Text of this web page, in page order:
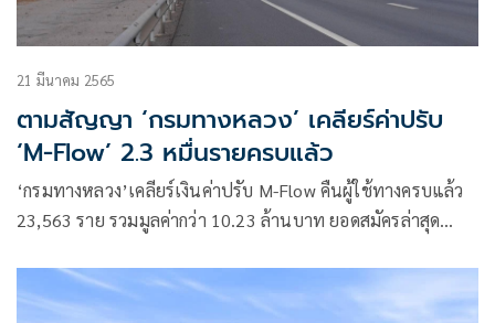
21 มีนาคม 2565
ตามสัญญา ‘กรมทางหลวง’ เคลียร์ค่าปรับ
‘M-Flow’ 2.3 หมื่นรายครบแล้ว
‘กรมทางหลวง’เคลียร์เงินค่าปรับ M-Flow คืนผู้ใช้ทางครบแล้ว
23,563 ราย รวมมูลค่ากว่า 10.23 ล้านบาท ยอดสมัครล่าสุด
อนุโลมเก็บค่าปรับถึง 31 มี.ค.นี้ เริ่มปรับจริง 10 เท่า ดีเดย์! 1
เม.ย. 65 ให้เวลาจ่ายภายใน 7 วัน